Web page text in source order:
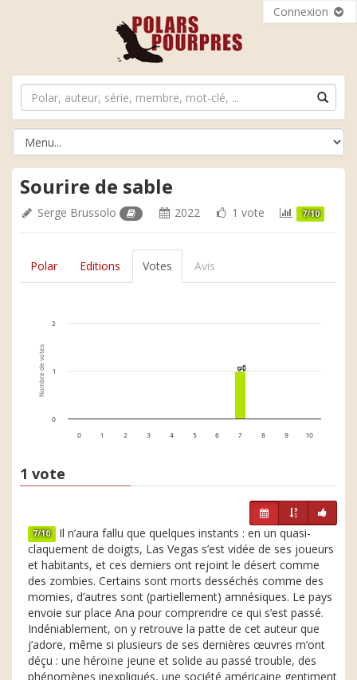
Connexion
Sourire de sable
Serge Brussolo 2022 1 vote 7/10
Polar Editions Votes Avis
Nombre de votes 1
1
0 1 2 3 4 5 6 7 8 9 10
0
1
2
1 vote
7/10 Il n’aura fallu que quelques instants : en un quasi-
claquement de doigts, Las Vegas s’est vidée de ses joueurs
et habitants, et ces derniers ont rejoint le désert comme
des zombies. Certains sont morts desséchés comme des
momies, d’autres sont (partiellement) amnésiques. Le pays
envoie sur place Ana pour comprendre ce qui s’est passé.
Indéniablement, on y retrouve la patte de cet auteur que
j’adore, même si plusieurs de ses dernières œuvres m’ont
déçu : une héroïne jeune et solide au passé trouble, des
phénomènes inexpliqués, une société américaine gentiment